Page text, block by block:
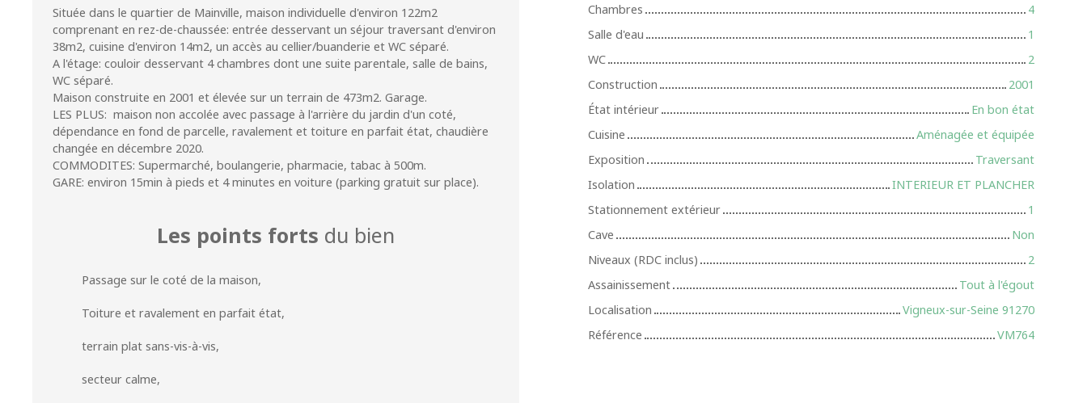
Située dans le quartier de Mainville, maison individuelle d'environ 122m2
comprenant en rez-de-chaussée: entrée desservant un séjour traversant d'environ
38m2, cuisine d'environ 14m2, un accès au cellier/buanderie et WC séparé.
A l'étage: couloir desservant 4 chambres dont une suite parentale, salle de bains,
WC séparé.
Maison construite en 2001 et élevée sur un terrain de 473m2. Garage.
LES PLUS: maison non accolée avec passage à l'arrière du jardin d'un coté,
dépendance en fond de parcelle, ravalement et toiture en parfait état, chaudière
changée en décembre 2020.
COMMODITES: Supermarché, boulangerie, pharmacie, tabac à 500m.
GARE: environ 15min à pieds et 4 minutes en voiture (parking gratuit sur place).
Les points forts du bien
Passage sur le coté de la maison,
Toiture et ravalement en parfait état,
terrain plat sans-vis-à-vis,
secteur calme,
Chambres
4
Salle d'eau
1
WC
2
Construction
2001
État intérieur
En bon état
Cuisine
Aménagée et équipée
Exposition
Traversant
Isolation
INTERIEUR ET PLANCHER
Stationnement extérieur
1
Cave
Non
Niveaux (RDC inclus)
2
Assainissement
Tout à l'égout
Localisation
Vigneux-sur-Seine 91270
Référence
VM764